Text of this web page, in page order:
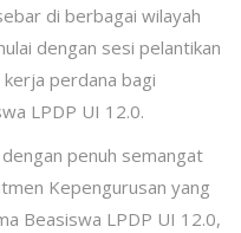
di berbagai wilayah
dengan sesi pelantikan
perdana bagi
LPDP UI 12.0.
penuh semangat
Kepengurusan yang
Beasiswa LPDP UI 12.0,